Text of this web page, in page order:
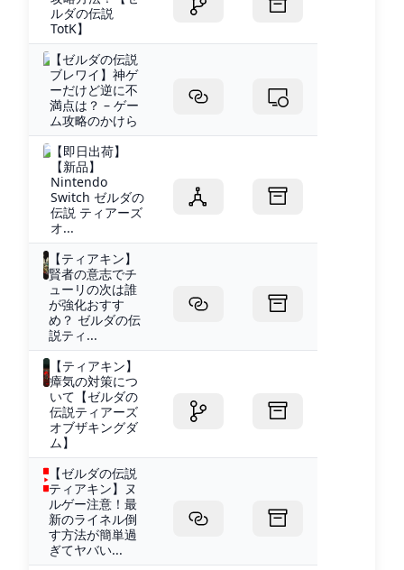
ルダの伝説
TotK】
【ゼルダの伝説
ブレワイ】神ゲ
ーだけど逆に不
満点は？ – ゲー
ム攻略のかけら
【即日出荷】
【新品】
Nintendo
Switch ゼルダの
伝説 ティアーズ
オ...
【ティアキン】
賢者の意志でチ
ューリの次は誰
が強化おすす
め？ ゼルダの伝
説ティ...
【ティアキン】
瘴気の対策につ
いて【ゼルダの
伝説ティアーズ
オブザキングダ
ム】
【ゼルダの伝説
ティアキン】ヌ
ルゲー注意！最
新のライネル倒
す方法が簡単過
ぎてヤバい...